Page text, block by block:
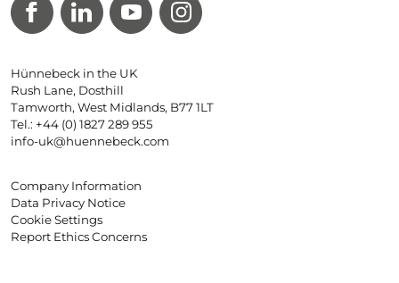
Hünnebeck in the UK
Rush Lane, Dosthill
Tamworth, West Midlands, B77 1LT
Tel.: +44 (0) 1827 289 955
info-uk@huennebeck.com
Company Information
Data Privacy Notice
Cookie Settings
Report Ethics Concerns